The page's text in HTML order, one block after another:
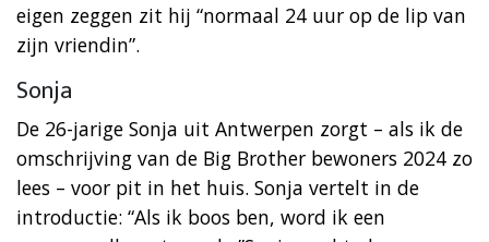
eigen zeggen zit hij “normaal 24 uur op de lip van
zijn vriendin”.
Sonja
De 26-jarige Sonja uit Antwerpen zorgt – als ik de
omschrijving van de Big Brother bewoners 2024 zo
lees – voor pit in het huis. Sonja vertelt in de
introductie: “Als ik boos ben, word ik een